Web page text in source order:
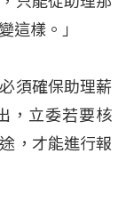
這樣。」​
須確保助理薪
，立委若要核
，才能進行報